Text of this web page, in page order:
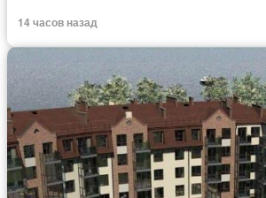
14 часов назад